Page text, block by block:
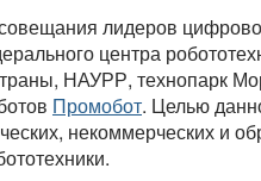
лидеров
центра
НАУРР, технопарк
Промобот. Целью
некоммерческих и